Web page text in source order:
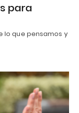
para
lo que pensamos y